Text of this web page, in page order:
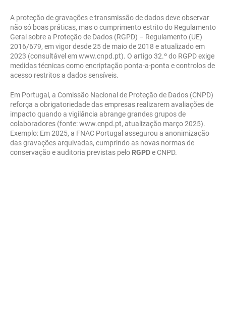
A proteção de gravações e transmissão de dados deve observar
não só boas práticas, mas o cumprimento estrito do Regulamento
Geral sobre a Proteção de Dados (RGPD) – Regulamento (UE)
2016/679, em vigor desde 25 de maio de 2018 e atualizado em
2023 (consultável em www.cnpd.pt). O artigo 32.º do RGPD exige
medidas técnicas como encriptação ponta-a-ponta e controlos de
acesso restritos a dados sensíveis.
Em Portugal, a Comissão Nacional de Proteção de Dados (CNPD)
reforça a obrigatoriedade das empresas realizarem avaliações de
impacto quando a vigilância abrange grandes grupos de
colaboradores (fonte: www.cnpd.pt, atualização março 2025).
Exemplo: Em 2025, a FNAC Portugal assegurou a anonimização
das gravações arquivadas, cumprindo as novas normas de
conservação e auditoria previstas pelo RGPDe CNPD.